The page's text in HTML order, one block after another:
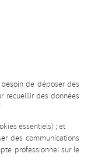
de déposer des
recueillir des données
essentiels) ; et
des communications
professionnel sur le
nous